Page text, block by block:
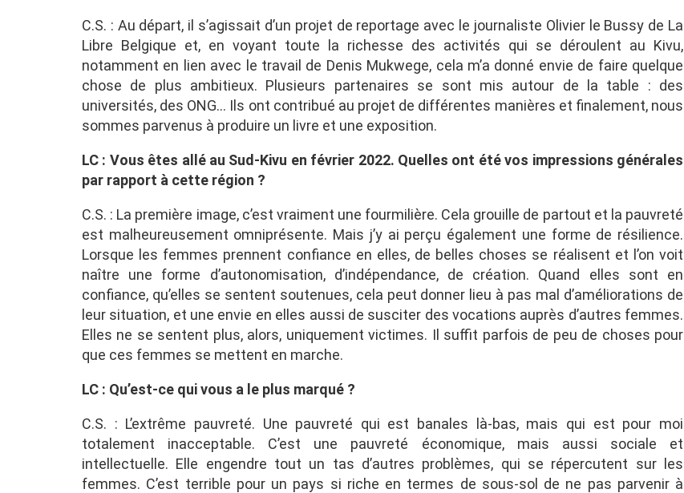
C.S. : Au départ, il s’agissait d’un projet de reportage avec le journaliste Olivier le Bussy de La
Libre Belgique et, en voyant toute la richesse des activités qui se déroulent au Kivu,
notamment en lien avec le travail de Denis Mukwege, cela m’a donné envie de faire quelque
chose de plus ambitieux. Plusieurs partenaires se sont mis autour de la table : des
universités, des ONG… Ils ont contribué au projet de différentes manières et finalement, nous
sommes parvenus à produire un livre et une exposition.
LC : Vous êtes allé au Sud-Kivu en février 2022. Quelles ont été vos impressions générales
par rapport à cette région ?
C.S. : La première image, c’est vraiment une fourmilière. Cela grouille de partout et la pauvreté
est malheureusement omniprésente. Mais j’y ai perçu également une forme de résilience.
Lorsque les femmes prennent confiance en elles, de belles choses se réalisent et l’on voit
naître une forme d’autonomisation, d’indépendance, de création. Quand elles sont en
confiance, qu’elles se sentent soutenues, cela peut donner lieu à pas mal d’améliorations de
leur situation, et une envie en elles aussi de susciter des vocations auprès d’autres femmes.
Elles ne se sentent plus, alors, uniquement victimes. Il suffit parfois de peu de choses pour
que ces femmes se mettent en marche.
LC : Qu’est-ce qui vous a le plus marqué ?
C.S. : L’extrême pauvreté. Une pauvreté qui est banales là-bas, mais qui est pour moi
totalement inacceptable. C’est une pauvreté économique, mais aussi sociale et
intellectuelle. Elle engendre tout un tas d’autres problèmes, qui se répercutent sur les
femmes. C’est terrible pour un pays si riche en termes de sous-sol de ne pas parvenir à